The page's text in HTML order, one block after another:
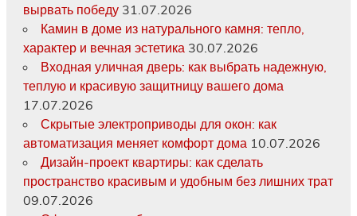
вырвать победу 31.07.2026
Камин в доме из натурального камня: тепло,
характер и вечная эстетика 30.07.2026
Входная уличная дверь: как выбрать надежную,
теплую и красивую защитницу вашего дома
17.07.2026
Скрытые электроприводы для окон: как
автоматизация меняет комфорт дома 10.07.2026
Дизайн-проект квартиры: как сделать
пространство красивым и удобным без лишних трат
09.07.2026